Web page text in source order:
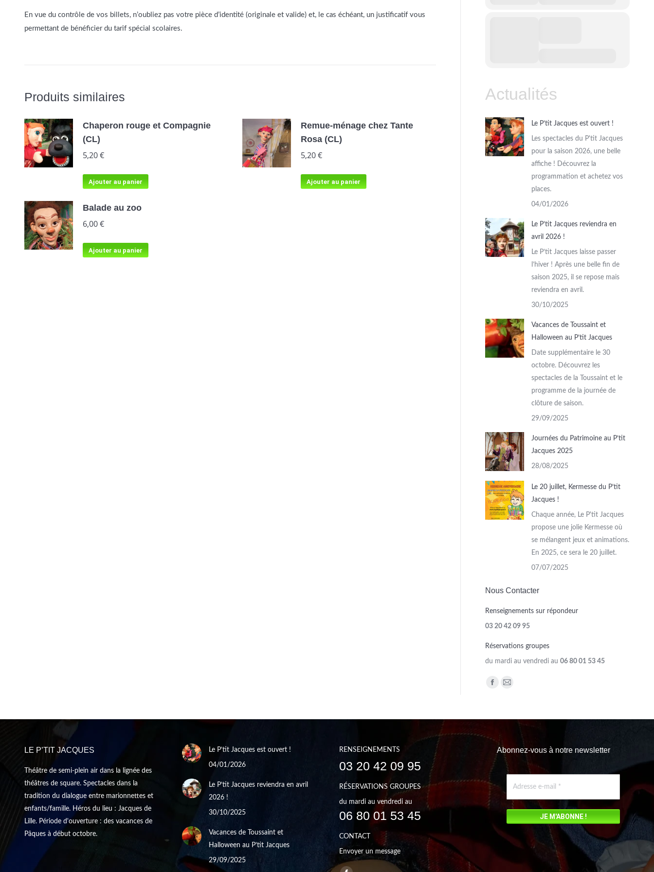
En vue du contrôle de vos billets, n’oubliez pas votre pièce d’identité (originale et valide) et, le cas échéant, un justificatif vous
permettant de bénéficier du tarif spécial scolaires.
Produits similaires
Chaperon rouge et Compagnie
(CL)
5,20€
Ajouter au panier
Remue-ménage chez Tante
Rosa (CL)
5,20€
Ajouter au panier
Balade au zoo
6,00€
Ajouter au panier
Actualités
Le P’tit Jacques est ouvert !
Les spectacles du P'tit Jacques
pour la saison 2026, une belle
affiche ! Découvrez la
programmation et achetez vos
places.
04/01/2026
Le P’tit Jacques reviendra en
avril 2026 !
Le P’tit Jacques laisse passer
l’hiver ! Après une belle fin de
saison 2025, il se repose mais
reviendra en avril.
30/10/2025
Vacances de Toussaint et
Halloween au P’tit Jacques
Date supplémentaire le 30
octobre. Découvrez les
spectacles de la Toussaint et le
programme de la journée de
clôture de saison.
29/09/2025
Journées du Patrimoine au P’tit
Jacques 2025
28/08/2025
Le 20 juillet, Kermesse du P’tit
Jacques !
Chaque année, Le P'tit Jacques
propose une jolie Kermesse où
se mélangent jeux et animations.
En 2025, ce sera le 20 juillet.
07/07/2025
Nous Contacter
Renseignements sur répondeur
03 20 42 09 95
Réservations groupes
du mardi au vendredi au 06 80 01 53 45
Trouvez nous sur :
new
windowwindow
LE P’TIT JACQUES
Théâtre de semi-plein air dans la lignée des
théâtres de square. Spectacles dans la
tradition du dialogue entre marionnettes et
enfants/famille. Héros du lieu : Jacques de
Lille. Période d'ouverture : des vacances de
Pâques à début octobre.
Le P’tit Jacques est ouvert !
04/01/2026
Le P’tit Jacques reviendra en avril
2026 !
30/10/2025
Vacances de Toussaint et
Halloween au P’tit Jacques
29/09/2025
RENSEIGNEMENTS
03 20 42 09 95
RÉSERVATIONS GROUPES
du mardi au vendredi au
06 80 01 53 45
CONTACT
Envoyer un message
Abonnez-vous à notre newsletter